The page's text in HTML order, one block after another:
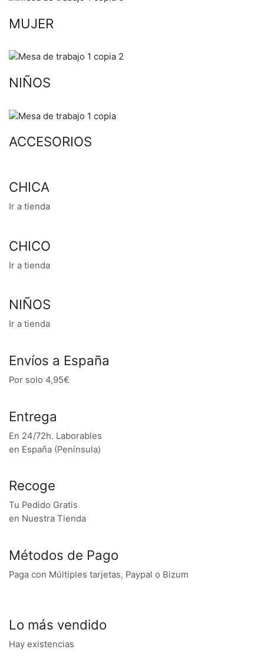
MUJER
NIÑOS
ACCESORIOS
CHICA
Ir a tienda
CHICO
Ir a tienda
NIÑOS
Ir a tienda
Envíos a España
Por solo 4,95€
Entrega
En 24/72h. Laborables
en España (Península)
Recoge
Tu Pedido Gratis
en Nuestra Tienda
Métodos de Pago
Paga con Múltiples tarjetas, Paypal o Bizum
Lo más vendido
Hay existencias